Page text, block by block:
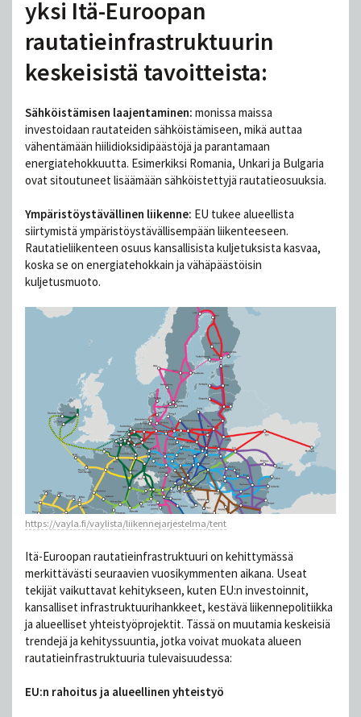
yksi Itä-Euroopan
rautatieinfrastruktuurin
keskeisistä tavoitteista:
Sähköistämisen laajentaminen: monissa maissa
investoidaan rautateiden sähköistämiseen, mikä auttaa
vähentämään hiilidioksidipäästöjä ja parantamaan
energiatehokkuutta. Esimerkiksi Romania, Unkari ja Bulgaria
ovat sitoutuneet lisäämään sähköistettyjä rautatieosuuksia.
Ympäristöystävällinen liikenne: EU tukee alueellista
siirtymistä ympäristöystävällisempään liikenteeseen.
Rautatieliikenteen osuus kansallisista kuljetuksista kasvaa,
koska se on energiatehokkain ja vähäpäästöisin
kuljetusmuoto.
https://vayla.fi/vaylista/liikennejarjestelma/tent
Itä-Euroopan rautatieinfrastruktuuri on kehittymässä
merkittävästi seuraavien vuosikymmenten aikana. Useat
tekijät vaikuttavat kehitykseen, kuten EU:n investoinnit,
kansalliset infrastruktuurihankkeet, kestävä liikennepolitiikka
ja alueelliset yhteistyöprojektit. Tässä on muutamia keskeisiä
trendejä ja kehityssuuntia, jotka voivat muokata alueen
rautatieinfrastruktuuria tulevaisuudessa:
EU:n rahoitus ja alueellinen yhteistyö